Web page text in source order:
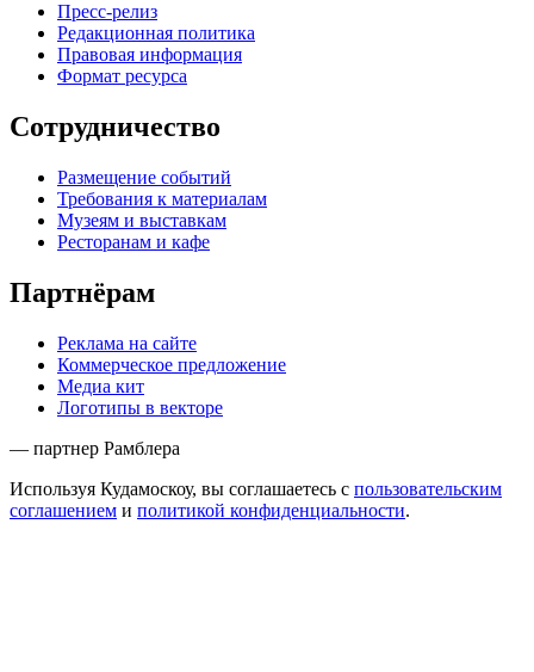
Пресс-релиз
Редакционная политика
Правовая информация
Формат ресурса
Сотрудничество
Размещение событий
Требования к материалам
Музеям и выставкам
Ресторанам и кафе
Партнёрам
Реклама на сайте
Коммерческое предложение
Медиа кит
Логотипы в векторе
— партнер Рамблера
Используя Кудамоскоу, вы соглашаетесь с пользовательским
соглашением и политикой конфиденциальности.